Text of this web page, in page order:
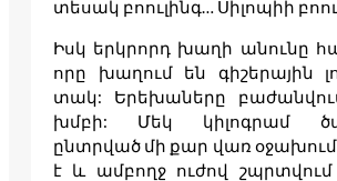
տեսակ բոուլինգ… Սիլոպիի
Իսկ երկրորդ խաղի անունը
որը խաղում են գիշերային
տակ: Երեխաները
խմբի: Մեկ կիլոգրամ
ընտրված մի քար վառ
է և ամբողջ ուժով շպրտվում